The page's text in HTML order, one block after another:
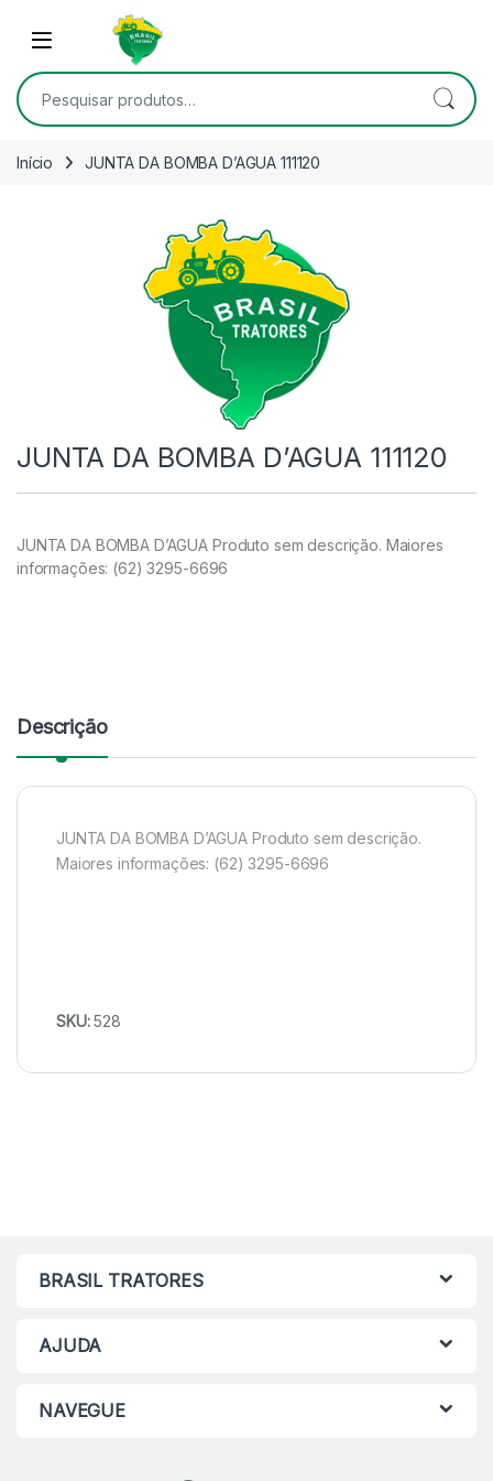
Skip to navigation
Open
Pesquisar por:
Início JUNTA DA BOMBA D’AGUA 111120
JUNTA DA BOMBA D’AGUA 111120
JUNTA DA BOMBA D’AGUA Produto sem descrição. Maiores
informações: (62) 3295-6696
Descrição
JUNTA DA BOMBA D’AGUA Produto sem descrição.
Maiores informações: (62) 3295-6696
SKU:528
BRASIL TRATORES
AJUDA
NAVEGUE